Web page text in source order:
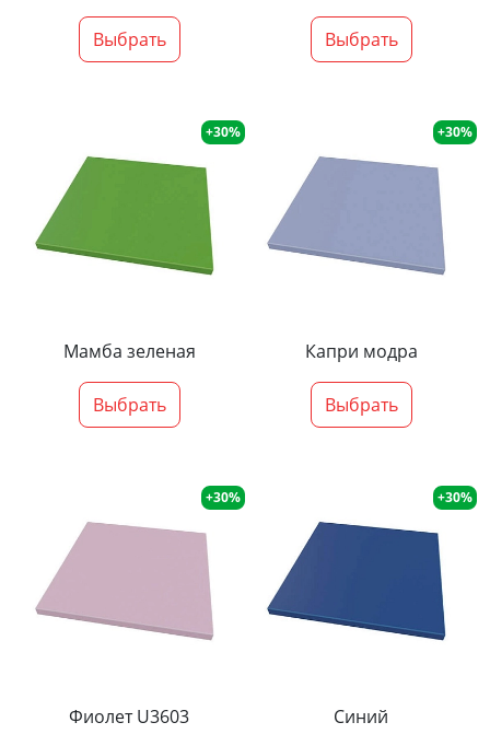
Выбрать Выбрать
+30%
Мамба зеленая
Выбрать
+30%
Капри модра
Выбрать
+30%
Фиолет U3603
+30%
Синий